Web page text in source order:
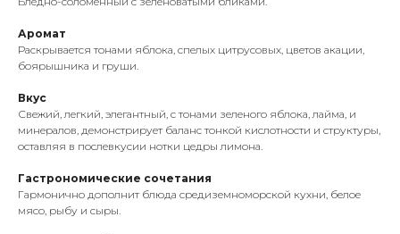
Аромат
Раскрывается тонами яблока, спелых цитрусовых, цветов акации,
боярышника и груши.
Вкус
Свежий, легкий, элегантный, с тонами зеленого яблока, лайма, и
минералов, демонстрирует баланс тонкой кислотности и структуры,
оставляя в послевкусии нотки цедры лимона.
Гастрономические сочетания
Гармонично дополнит блюда средиземноморской кухни, белое
мясо, рыбу и сыры.